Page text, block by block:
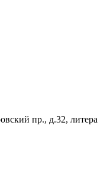
пр., д.32, литера